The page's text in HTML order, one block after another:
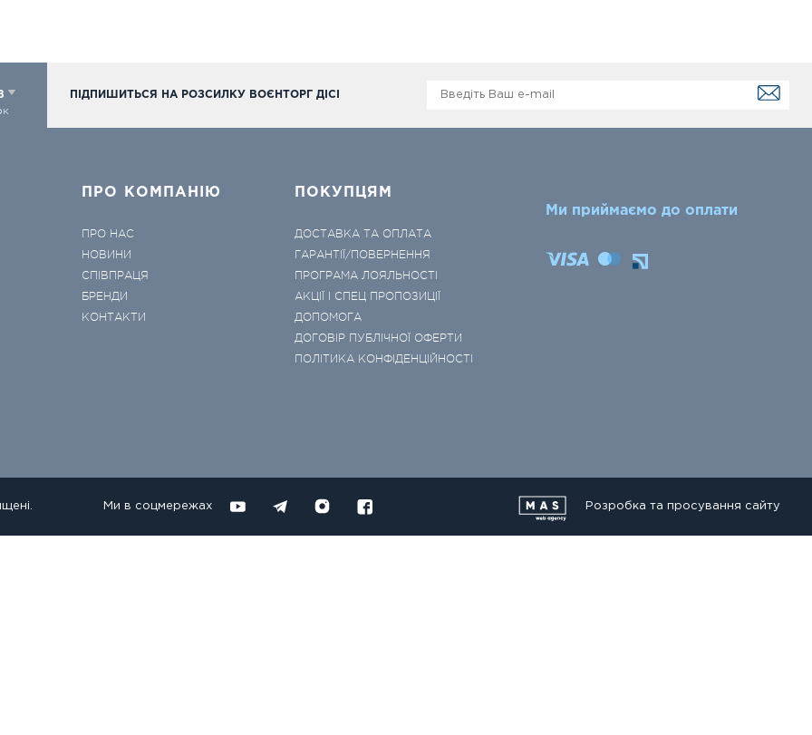
ПІДПИШИТЬСЯ НА РОЗСИЛКУ ВОЄНТОРГ ДІСІ
ПРО КОМПАНІЮ
ПРО НАС
НОВИНИ
СПІВПРАЦЯ
БРЕНДИ
КОНТАКТИ
ПОКУПЦЯМ
ДОСТАВКА ТА ОПЛАТА
ГАРАНТІЇ/ПОВЕРНЕННЯ
ПРОГРАМА ЛОЯЛЬНОСТІ
АКЦІЇ І СПЕЦ ПРОПОЗИЦІЇ
ДОПОМОГА
ДОГОВІР ПУБЛІЧНОЇ ОФЕРТИ
ПОЛІТИКА КОНФІДЕНЦІЙНОСТІ
Ми приймаємо до оплати
Ми в соцмережах Розробка та просування сайту